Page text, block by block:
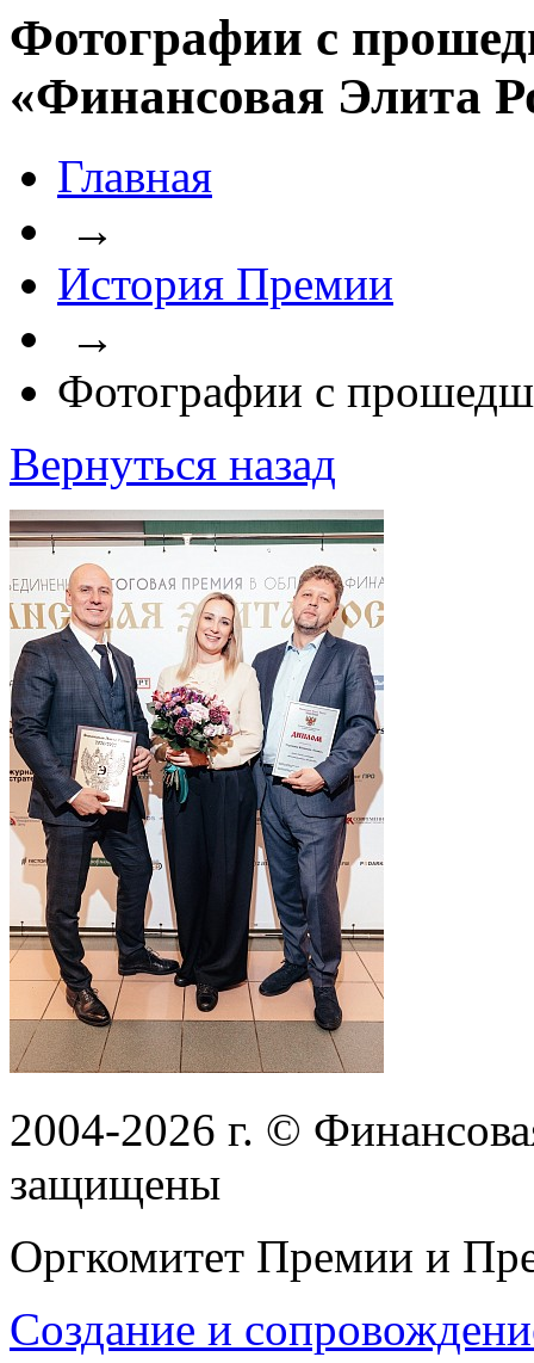
Фотографии с
«Финансовая Элита
Главная
→
История Премии
→
Фотографии с
Вернуться назад
2004-2026 г. ©
защищены
Оргкомитет Премии и
Создание и